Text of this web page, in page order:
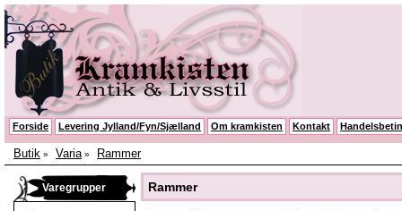
Forside Levering Jylland/Fyn/Sjælland Om kramkisten Kontakt
Butik » Varia » Rammer
Varegrupper Rammer